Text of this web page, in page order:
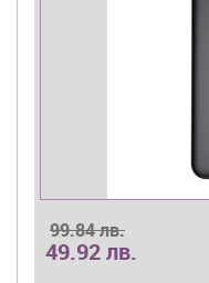
99.84 лв.
49.92 лв.